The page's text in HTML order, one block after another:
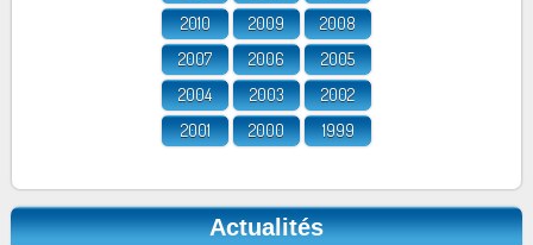
2010
2009
2008
2007
2006
2005
2004
2003
2002
2001
2000 1999
Actualités